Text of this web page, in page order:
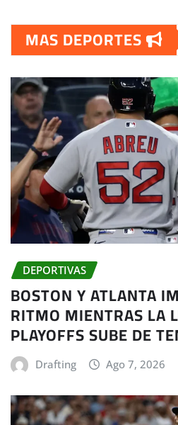
MAS DEPORTES
DEPORTIVAS
BOSTON Y ATLANTA
RITMO MIENTRAS LA
PLAYOFFS SUBE DE
Drafting Ago 7, 2026